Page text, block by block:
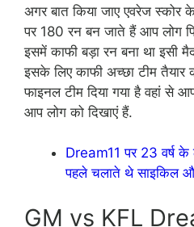
अगर बात किया जाए एवरेज स्कोर
पर 180 रन बन जाते हैं आप लोग
इसमें काफी बड़ा रन बना था इसी
इसके लिए काफी अच्छा टीम
फाइनल टीम दिया गया है वहां से
आप लोग को दिखाएं हैं.
Dream11 पर 23 वर्ष
पहले चलाते थे साइकिल
GM vs KFL